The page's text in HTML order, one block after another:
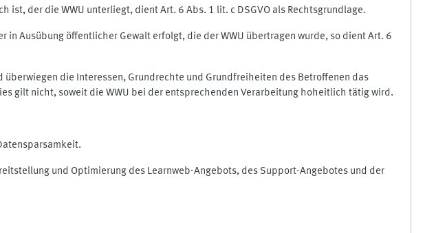
der die WWU unterliegt, dient Art. 6 Abs. 1 lit. c DSGVO als Rechtsgrundlage.
Ausübung öffentlicher Gewalt erfolgt, die der WWU übertragen wurde, so dient Art. 6
die Interessen, Grundrechte und Grundfreiheiten des Betroffenen das
gilt nicht, soweit die WWU bei der entsprechenden Verarbeitung hoheitlich tätig wird.
und Optimierung des Learnweb-Angebots, des Support-Angebotes und der